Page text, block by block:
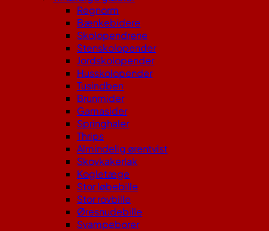
Regnorm
Bænkebidere
Skolopendrene
Stenskolopender
Jordskolopender
Husskolopender
Tusindben
Brunmider
Gamasider
Springhaler
Thrips
Almindelig ørentvist
Skovkakerlak
Kogletæge
Stor løbebille
Stor rovbille
Øresnudebille
Svampeborer